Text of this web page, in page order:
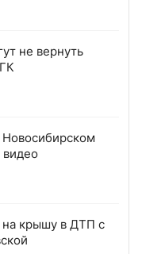
не вернуть
Новосибирском
на крышу в ДТП с